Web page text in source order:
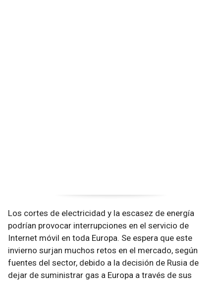
Los cortes de electricidad y la escasez de energía
podrían provocar interrupciones en el servicio de
Internet móvil en toda Europa. Se espera que este
invierno surjan muchos retos en el mercado, según
fuentes del sector, debido a la decisión de Rusia de
dejar de suministrar gas a Europa a través de sus